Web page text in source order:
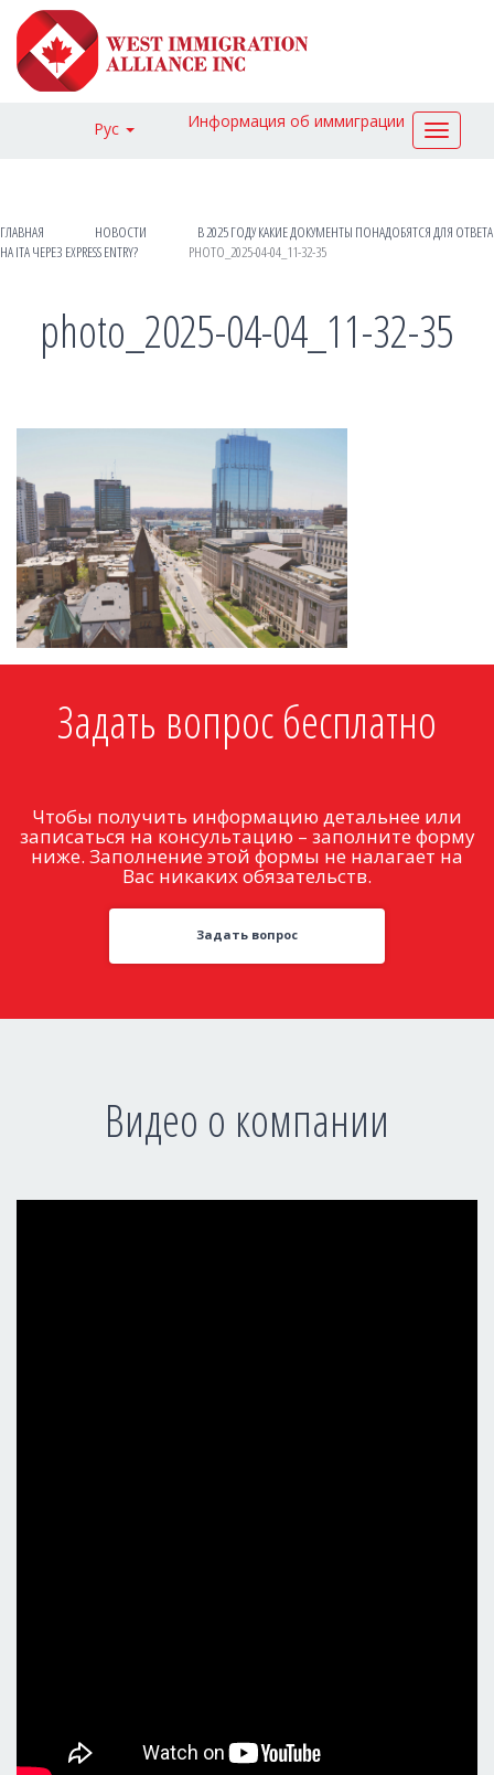
Toggle
Информация об иммиграции
Рус
ГЛАВНАЯ НОВОСТИ
В 2025 ГОДУ КАКИЕ ДОКУМЕНТЫ ПОНАДОБЯТСЯ ДЛЯ ОТВЕТА
НА ITA ЧЕРЕЗ EXPRESS ENTRY?
PHOTO_2025-04-04_11-32-35
photo_2025-04-04_11-32-35
Задать вопрос бесплатно
Чтобы получить информацию детальнее или
записаться на консультацию – заполните форму
ниже. Заполнение этой формы не налагает на
Вас никаких обязательств.
Задать вопрос
Видео о компании